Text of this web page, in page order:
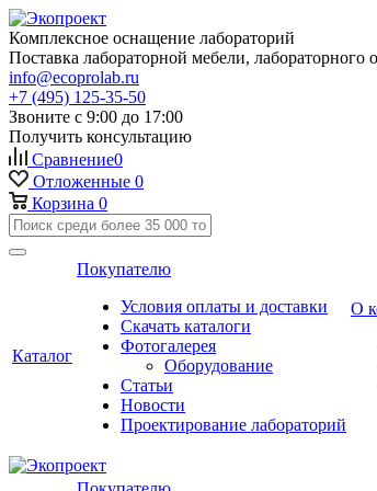
Комплексное оснащение лабораторий
Поставка лабораторной мебели,
info@ecoprolab.ru
+7 (495) 125-35-50
Звоните с 9:00 до 17:00
Получить консультацию
Сравнение0
Отложенные 0
Корзина 0
Каталог
Покупателю
Условия оплаты и доставки
Скачать каталоги
Фотогалерея
Оборудование
Статьи
Новости
Проектирование лабораторий
О